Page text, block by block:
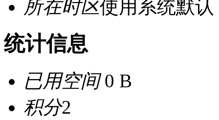
所在时区使用系统默认
统计信息
已用空间0 B
积分2